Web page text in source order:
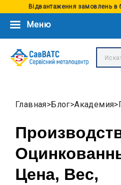
Відвантаження замовлень в
Меню
Главная Блог Академия
Цена, Вес,